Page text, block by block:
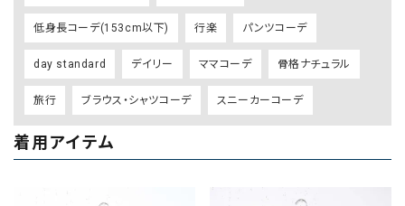
低身長コーデ(153cm以下) 行楽 パンツコーデ
day standard デイリー ママコーデ 骨格ナチュラル
旅行 ブラウス・シャツコーデ スニーカーコーデ
着用アイテム